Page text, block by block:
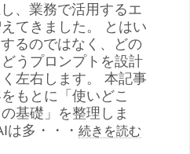
、業務で活用するエ
てきました。 とはい
るのではなく、どの
うプロンプトを設計
左右します。 本記事
もとに「使いどこ
基礎」を整理しま
は多・・・ 続きを読む